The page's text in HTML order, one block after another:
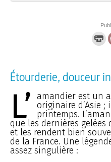
Étourderie, douceur
L’
amandier est un
originaire d’Asie
printemps.
que les dernières
et les rendent bien
de la France. Une
assez singulière :